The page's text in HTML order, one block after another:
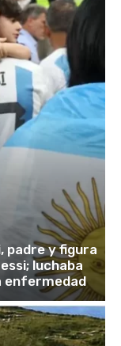
padre y figura
luchaba
enfermedad